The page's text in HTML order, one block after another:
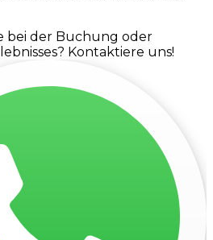
bei der Buchung oder
Kontaktiere uns!